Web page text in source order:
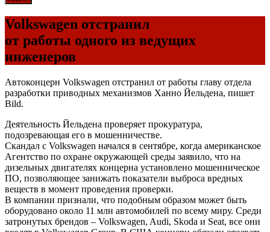
Volkswagen отстранил
от работы одного из ведущих
инженеров
Автоконцерн Volkswagen отстранил от работы главу отдела
разработки приводных механизмов Ханно Йельдена, пишет
Bild.
Деятельность Йельдена проверяет прокуратура,
подозревающая его в мошенничестве.
Скандал с Volkswagen начался в сентябре, когда американское
Агентство по охране окружающей среды заявило, что на
дизельных двигателях концерна установлено мошенническое
ПО, позволяющее занижать показатели выброса вредных
веществ в момент проведения проверки.
В компании признали, что подобным образом может быть
оборудовано около 11 млн автомобилей по всему миру. Среди
затронутых брендов – Volkswagen, Audi, Skoda и Seat, все они